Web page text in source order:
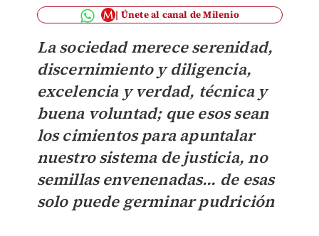
Únete al canal de Milenio
La sociedad merece serenidad,
discernimiento y diligencia,
excelencia y verdad, técnica y
buena voluntad; que esos sean
los cimientos para apuntalar
nuestro sistema de justicia, no
semillas envenenadas… de esas
solo puede germinar pudrición